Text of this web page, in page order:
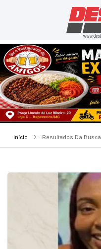
Início Resultados Da Busca